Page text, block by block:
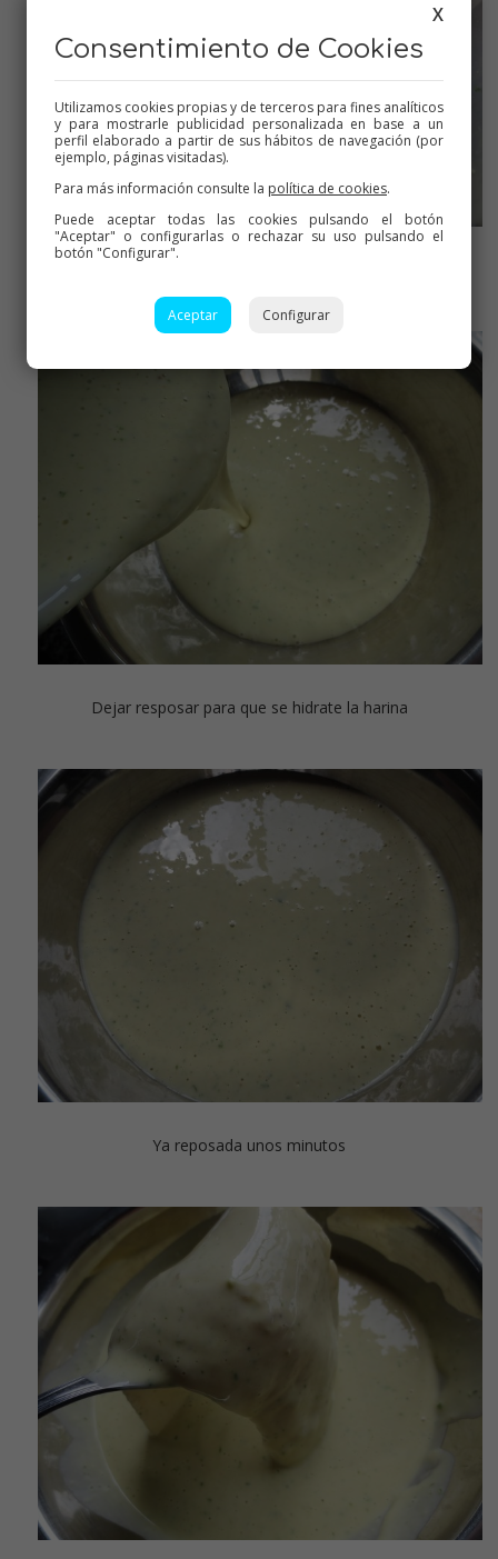
Dejar resposar para que se hidrate la harina
Ya reposada unos minutos
X
Consentimiento de Cookies
Utilizamos cookies propias y de terceros para fines analíticos
y para mostrarle publicidad personalizada en base a un
perfil elaborado a partir de sus hábitos de navegación (por
ejemplo, páginas visitadas).
Para más información consulte la política de cookies.
Puede aceptar todas las cookies pulsando el botón
"Aceptar" o configurarlas o rechazar su uso pulsando el
botón "Configurar".
Aceptar Configurar